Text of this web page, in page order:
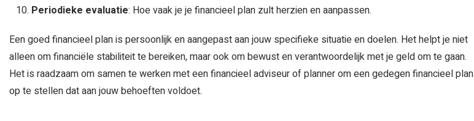
Periodieke evaluatie: Hoe vaak je je financieel plan zult herzien en aanpassen.
Een goed financieel plan is persoonlijk en aangepast aan jouw specifieke situatie en doelen. Het helpt je niet
alleen om financiële stabiliteit te bereiken, maar ook om bewust en verantwoordelijk met je geld om te gaan.
Het is raadzaam om samen te werken met een financieel adviseur of planner om een gedegen financieel plan
op te stellen dat aan jouw behoeften voldoet.